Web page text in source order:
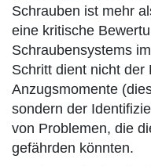
Schrauben ist mehr
eine kritische
Schraubensystems
Schritt dient nicht der
Anzugsmomente
sondern der
von Problemen, die
gefährden könnten.